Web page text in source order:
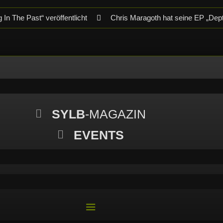
In The Past“ veröffentlicht Chris Maragoth hat seine EP
Parkhaus Meiderich, Duisburg (Vorbericht) Warfield
Woods, Vendul und Altruist am 24.10.2025 im ROTTSTR5-
SYLB-MAGAZIN
EVENTS